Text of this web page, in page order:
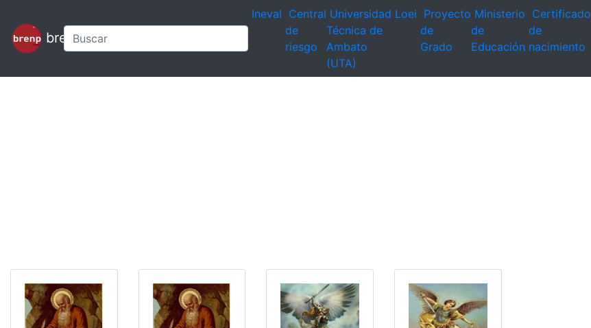
brenp
Ineval Central
de
riesgo
Universidad
Técnica de
Ambato
(UTA)
Loei Proyecto
de
Grado
Ministerio
de
Educación
Certificado
de
nacimiento